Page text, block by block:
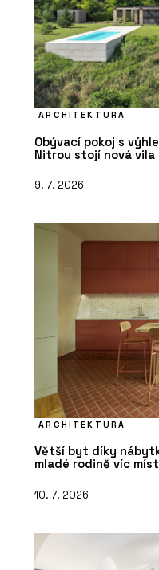
ARCHITEKTURA
Obývací pokoj s
Nitrou stojí nová vila
9. 7. 2026
ARCHITEKTURA
Větší byt díky
mladé rodině víc
10. 7. 2026